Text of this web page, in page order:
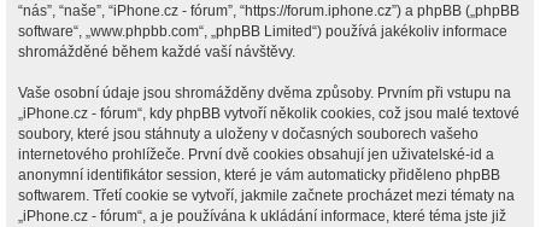
“nás”, “naše”, “iPhone.cz - fórum”, “https://forum.iphone.cz”) a phpBB („phpBB
software“, „www.phpbb.com“, „phpBB Limited“) používá jakékoliv informace
shromážděné během každé vaší návštěvy.
Vaše osobní údaje jsou shromážděny dvěma způsoby. Prvním při vstupu na
„iPhone.cz - fórum“, kdy phpBB vytvoří několik cookies, což jsou malé textové
soubory, které jsou stáhnuty a uloženy v dočasných souborech vašeho
internetového prohlížeče. První dvě cookies obsahují jen uživatelské-id a
anonymní identifikátor session, které je vám automaticky přiděleno phpBB
softwarem. Třetí cookie se vytvoří, jakmile začnete procházet mezi tématy na
„iPhone.cz - fórum“, a je používána k ukládání informace, které téma jste již